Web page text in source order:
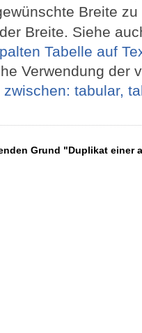
Breite
Breite. Siehe
Tabelle auf
Verwendung der
zwischen: tabular,
Grund "Duplikat einer